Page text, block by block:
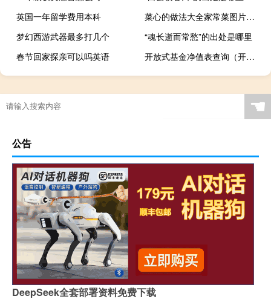
英国一年留学费用本科
菜心的做法大全家常菜图片（菜心的做法大全）
梦幻西游武器最多打几个
“魂长逝而常愁”的出处是哪里
春节回家探亲可以吗英语
开放式基金净值表查询（开放式基金净值如何查询）
☚
公告
DeepSeek全套部署资料免费下载